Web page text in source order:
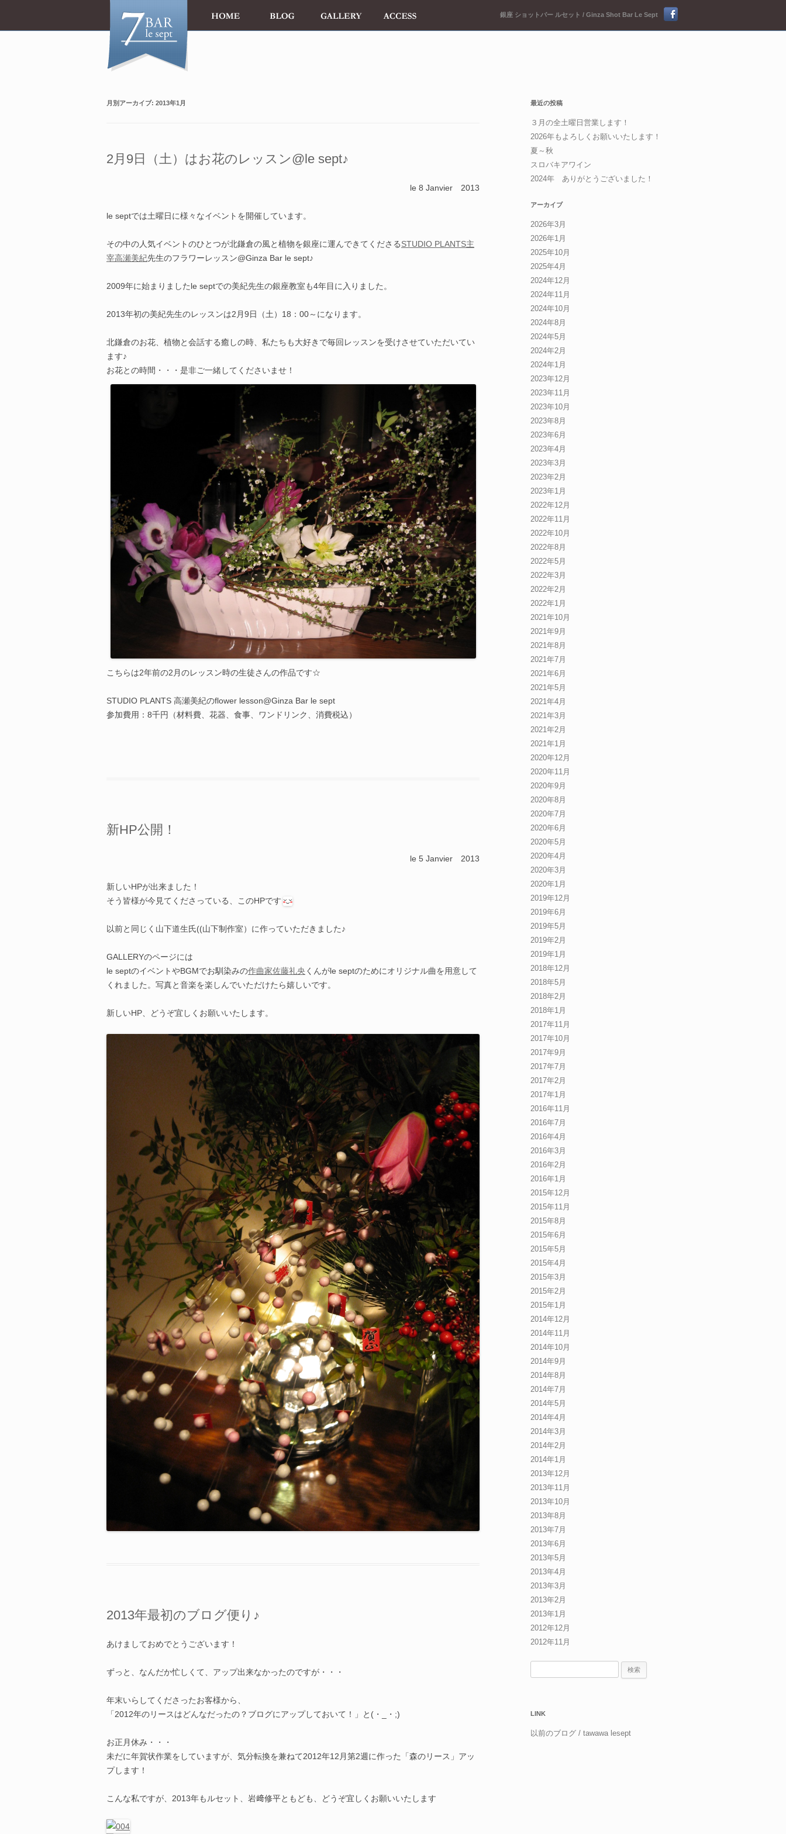
銀座 ショットバー ルセット / Ginza Shot Bar Le Sept
月別アーカイブ: 2013年1月
2月9日（土）はお花のレッスン@le sept♪
le 8 Janvier 2013
le septでは土曜日に様々なイベントを開催しています。
その中の人気イベントのひとつが北鎌倉の風と植物を銀座に運んできてくださるSTUDIO PLANTS主
宰高瀬美紀先生のフラワーレッスン@Ginza Bar le sept♪
2009年に始まりましたle septでの美紀先生の銀座教室も4年目に入りました。
2013年初の美紀先生のレッスンは2月9日（土）18：00～になります。
北鎌倉のお花、植物と会話する癒しの時、私たちも大好きで毎回レッスンを受けさせていただいてい
ます♪
お花との時間・・・是非ご一緒してくださいませ！
こちらは2年前の2月のレッスン時の生徒さんの作品です☆
STUDIO PLANTS 高瀬美紀のflower lesson@Ginza Bar le sept
参加費用：8千円（材料費、花器、食事、ワンドリンク、消費税込）
新HP公開！
le 5 Janvier 2013
新しいHPが出来ました！
そう皆様が今見てくださっている、このHPです
以前と同じく山下道生氏((山下制作室）に作っていただきました♪
GALLERYのページには
le septのイベントやBGMでお馴染みの作曲家佐藤礼央 くんがle septのためにオリジナル曲を用意して
くれました。写真と音楽を楽しんでいただけたら嬉しいです。
新しいHP、どうぞ宜しくお願いいたします。
2013年最初のブログ便り♪
あけましておめでとうございます！
ずっと、なんだか忙しくて、アップ出来なかったのですが・・・
年末いらしてくださったお客様から、
「2012年のリースはどんなだったの？ブログにアップしておいて！」と(・_・;)
お正月休み・・・
未だに年賀状作業をしていますが、気分転換を兼ねて2012年12月第2週に作った「森のリース」アッ
プします！
こんな私ですが、2013年もルセット、岩﨑修平ともども、どうぞ宜しくお願いいたします
最近の投稿
３月の全土曜日営業します！
2026年もよろしくお願いいたします！
夏～秋
スロバキアワイン
2024年 ありがとうございました！
アーカイブ
2026年3月
2026年1月
2025年10月
2025年4月
2024年12月
2024年11月
2024年10月
2024年8月
2024年5月
2024年2月
2024年1月
2023年12月
2023年11月
2023年10月
2023年8月
2023年6月
2023年4月
2023年3月
2023年2月
2023年1月
2022年12月
2022年11月
2022年10月
2022年8月
2022年5月
2022年3月
2022年2月
2022年1月
2021年10月
2021年9月
2021年8月
2021年7月
2021年6月
2021年5月
2021年4月
2021年3月
2021年2月
2021年1月
2020年12月
2020年11月
2020年9月
2020年8月
2020年7月
2020年6月
2020年5月
2020年4月
2020年3月
2020年1月
2019年12月
2019年6月
2019年5月
2019年2月
2019年1月
2018年12月
2018年5月
2018年2月
2018年1月
2017年11月
2017年10月
2017年9月
2017年7月
2017年2月
2017年1月
2016年11月
2016年7月
2016年4月
2016年3月
2016年2月
2016年1月
2015年12月
2015年11月
2015年8月
2015年6月
2015年5月
2015年4月
2015年3月
2015年2月
2015年1月
2014年12月
2014年11月
2014年10月
2014年9月
2014年8月
2014年7月
2014年5月
2014年4月
2014年3月
2014年2月
2014年1月
2013年12月
2013年11月
2013年10月
2013年8月
2013年7月
2013年6月
2013年5月
2013年4月
2013年3月
2013年2月
2013年1月
2012年12月
2012年11月
LINK
以前のブログ / tawawa lesept